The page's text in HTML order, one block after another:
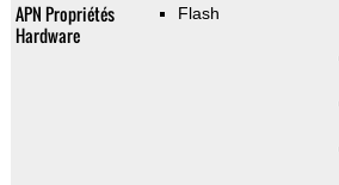
APN Propriétés
Hardware
Flash